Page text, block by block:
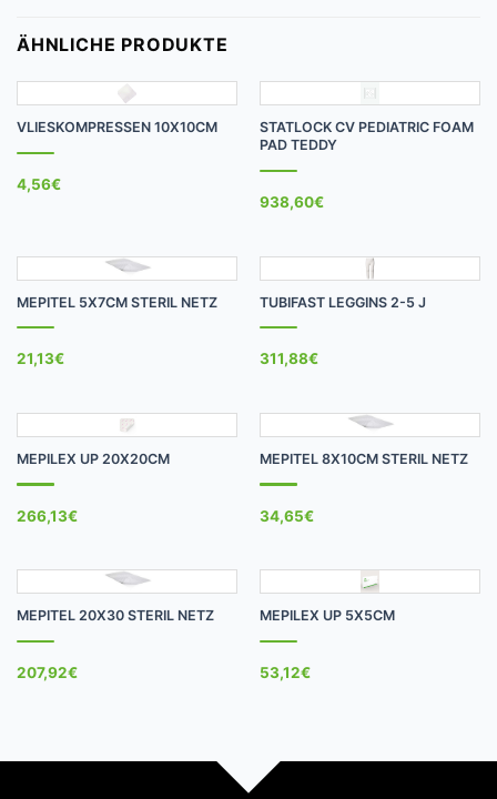
ÄHNLICHE PRODUKTE
VLIESKOMPRESSEN 10X10CM
4,56€
STATLOCK CV PEDIATRIC FOAM
PAD TEDDY
938,60€
MEPITEL 5X7CM STERIL NETZ
21,13€
TUBIFAST LEGGINS 2-5 J
311,88€
MEPILEX UP 20X20CM
266,13€
MEPITEL 8X10CM STERIL NETZ
34,65€
MEPITEL 20X30 STERIL NETZ
207,92€
MEPILEX UP 5X5CM
53,12€